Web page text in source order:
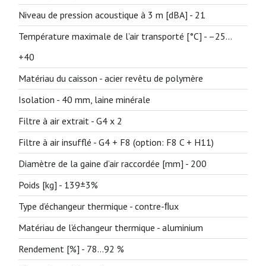
Niveau de pression acoustique à 3 m [dBA] - 21
Température maximale de l’air transporté [°C] - –25…
+40
Matériau du caisson - acier revêtu de polymère
Isolation - 40 mm, laine minérale
Filtre à air extrait - G4 x 2
Filtre à air insufflé - G4 + F8 (option: F8 C + H11)
Diamètre de la gaine d’air raccordée [mm] - 200
Poids [kg] - 139±3%
Type d’échangeur thermique - contre-ﬂux
Matériau de l’échangeur thermique - aluminium
Rendement [%] - 78…92 %